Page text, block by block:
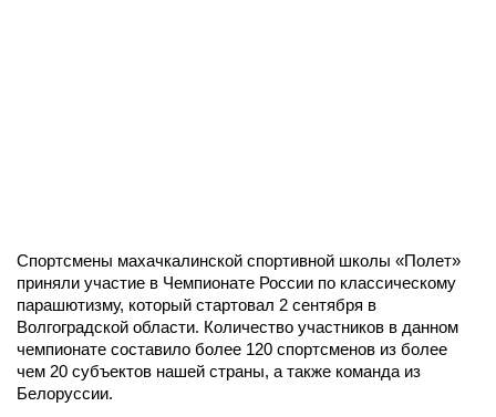
Спортсмены махачкалинской спортивной школы «Полет»
приняли участие в Чемпионате России по классическому
парашютизму, который стартовал 2 сентября в
Волгоградской области. Количество участников в данном
чемпионате составило более 120 спортсменов из более
чем 20 субъектов нашей страны, а также команда из
Белоруссии.